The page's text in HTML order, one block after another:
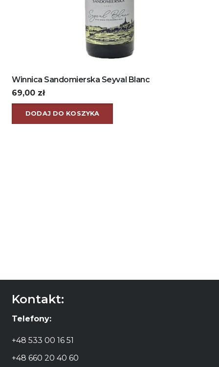
Winnica Sandomierska Seyval Blanc
69,00 zł
DODAJ DO KOSZYKA
Kontakt:
Telefony:
+48 533 00 16 51
+48 660 20 40 60